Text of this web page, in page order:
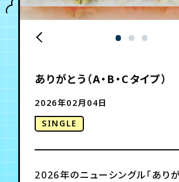
年会員制ファンクラ
チケット
TICKET
お知らせ
ありがとう（A・B・Cタイプ）
2026年02月04日
SINGLE
2026年のニューシングル「ありが